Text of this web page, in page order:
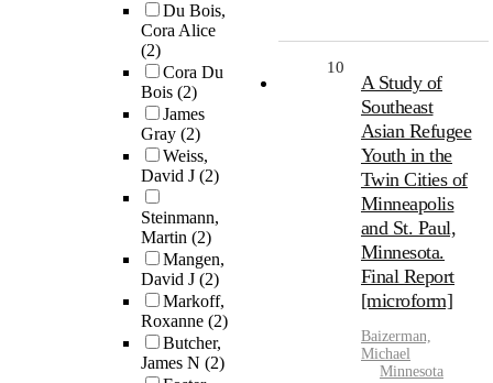
Du Bois,
Cora Alice
(2)
Cora Du
Bois (2)
James
Gray (2)
Weiss,
David J (2)
Steinmann,
Martin (2)
Mangen,
David J (2)
Markoff,
Roxanne (2)
Butcher,
James N (2)
10
A Study of
Southeast
Asian Refugee
Youth in the
Twin Cities of
Minneapolis
and St. Paul,
Minnesota.
Final Report
[microform]
Baizerman,
Michael
Minnesota